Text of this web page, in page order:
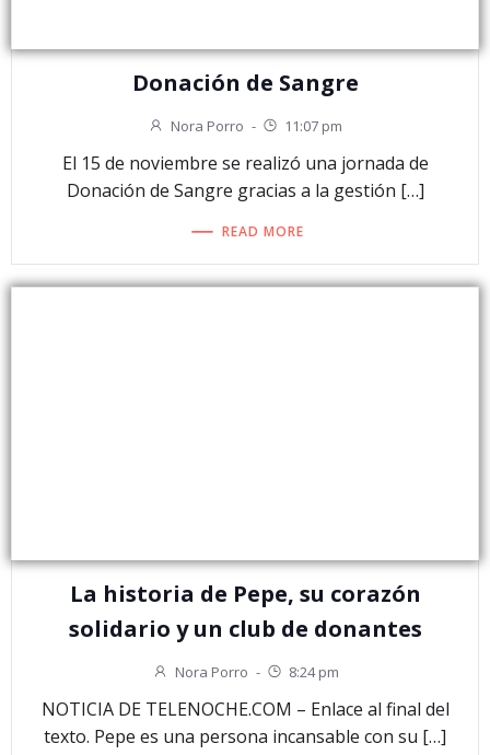
Donación de Sangre
Nora Porro - 11:07 pm
El 15 de noviembre se realizó una jornada de
Donación de Sangre gracias a la gestión […]
READ MORE
La historia de Pepe, su corazón
solidario y un club de donantes
Nora Porro - 8:24 pm
NOTICIA DE TELENOCHE.COM – Enlace al final del
texto. Pepe es una persona incansable con su […]